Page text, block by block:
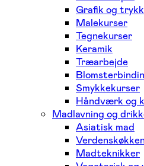
Grafik og
Malekurser
Tegnekurser
Keramik
Træarbejde
Smykkekurser
Håndværk og
Madlavning og
Asiatisk mad
Madteknikker